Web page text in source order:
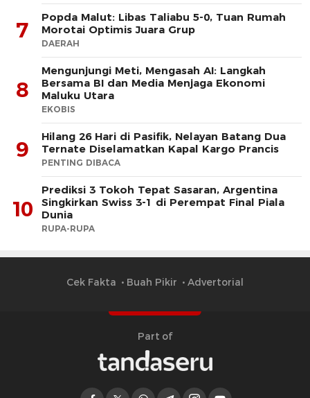
7
Popda Malut: Libas Taliabu 5-0, Tuan Rumah
Morotai Optimis Juara Grup
DAERAH
8
Mengunjungi Meti, Mengasah AI: Langkah
Bersama BI dan Media Menjaga Ekonomi
Maluku Utara
EKOBIS
9
Hilang 26 Hari di Pasifik, Nelayan Batang Dua
Ternate Diselamatkan Kapal Kargo Prancis
PENTING DIBACA
10
Prediksi 3 Tokoh Tepat Sasaran, Argentina
Singkirkan Swiss 3-1 di Perempat Final Piala
Dunia
RUPA-RUPA
Cek Fakta Buah Pikir Advertorial
Part of